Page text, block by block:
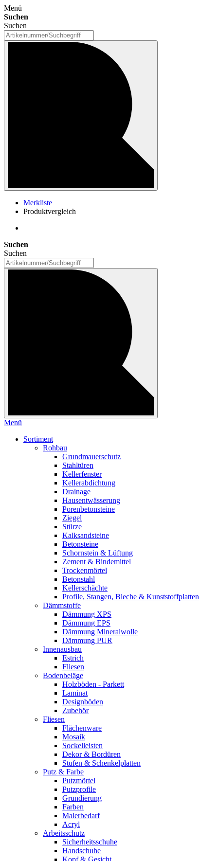
Menü
Suchen
Suchen
Merkliste
Produktvergleich
Suchen
Suchen
Menü
Sortiment
Rohbau
Grundmauerschutz
Stahltüren
Kellerfenster
Kellerabdichtung
Drainage
Hausentwässerung
Porenbetonsteine
Ziegel
Stürze
Kalksandsteine
Betonsteine
Schornstein & Lüftung
Zement & Bindemittel
Trockenmörtel
Betonstahl
Kellerschächte
Profile, Stangen, Bleche & Kunststoffplatten
Dämmstoffe
Dämmung XPS
Dämmung EPS
Dämmung Mineralwolle
Dämmung PUR
Innenausbau
Estrich
Fliesen
Bodenbeläge
Holzböden - Parkett
Laminat
Designböden
Zubehör
Fliesen
Flächenware
Mosaik
Sockelleisten
Dekor & Bordüren
Stufen & Schenkelplatten
Putz & Farbe
Putzmörtel
Putzprofile
Grundierung
Farben
Malerbedarf
Acryl
Arbeitsschutz
Sicherheitsschuhe
Handschuhe
Kopf & Gesicht